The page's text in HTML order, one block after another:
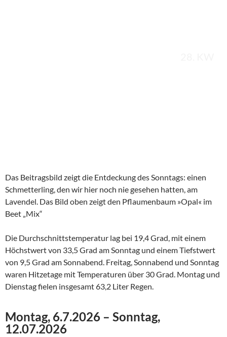
Das Beitragsbild zeigt die Entdeckung des Sonntags: einen
Schmetterling, den wir hier noch nie gesehen hatten, am
Lavendel. Das Bild oben zeigt den Pflaumenbaum »Opal« im
Beet „Mix“
Die Durchschnittstemperatur lag bei 19,4 Grad, mit einem
Höchstwert von 33,5 Grad am Sonntag und einem Tiefstwert
von 9,5 Grad am Sonnabend. Freitag, Sonnabend und Sonntag
waren Hitzetage mit Temperaturen über 30 Grad. Montag und
Dienstag fielen insgesamt 63,2 Liter Regen.
Montag, 6.7.2026 – Sonntag,
12.07.2026